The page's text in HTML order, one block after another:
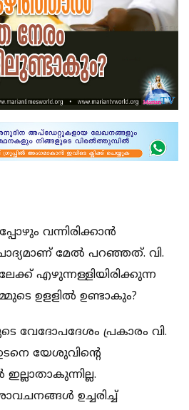
വന്നിരിക്കാന്‍
മേല്‍ പറഞ്ഞത്. വി.
എഴുന്നള്ളിയിരിക്കുന്ന
ഉളളില്‍ ഉണ്ടാകും?
വേദോപദേശം പ്രകാരം വി.
യേശുവിന്റെ
ഇല്ലാതാകുന്നില്ല.
ഉച്ചരിച്ച്